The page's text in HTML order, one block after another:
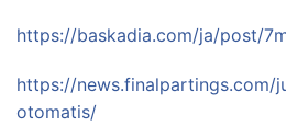
https://baskadia.com/ja/post/
https://news.finalpartings.com/
otomatis/